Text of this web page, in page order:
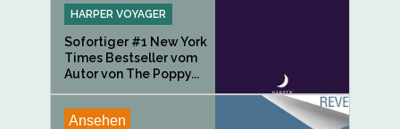
HARPER VOYAGER
Sofortiger #1 New York
Times Bestseller vom
Autor von The Poppy...
Ansehen